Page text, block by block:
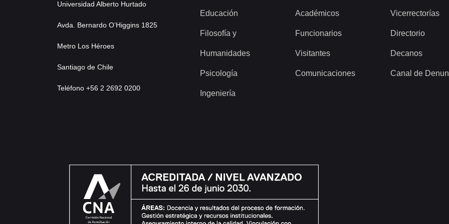
Universidad Alberto Hurtado
Avda. Bernardo O’Higgins 1825
Metro Los Héroes
Santiago de Chile
Teléfono +56 2 2692 0200
Educación
Filosofía y
Humanidades
Psicología
Ingeniería
Académicos
Funcionarios
Visitantes
Comunicaciones
Vicerrectorías
Directorio
Decanos
Canal de